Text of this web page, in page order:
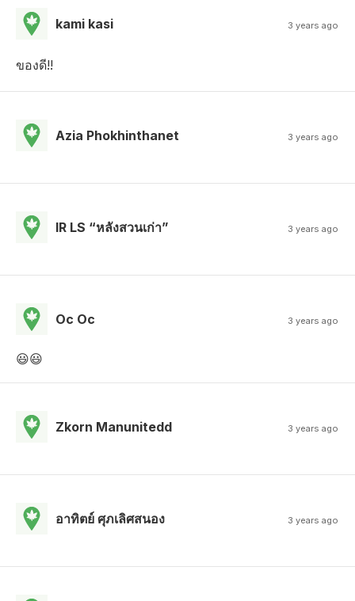
kami kasi 3 years ago
ของดี!!
Azia Phokhinthanet 3 years ago
IR LS “หลังสวนเก่า” 3 years ago
Oc Oc 3 years ago
😃😃
Zkorn Manunitedd 3 years ago
อาทิตย์ ศุภเลิศสนอง 3 years ago